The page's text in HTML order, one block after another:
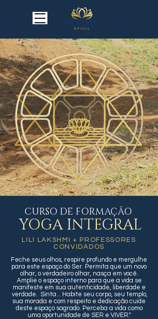
CURSO DE FORMAÇÃO
YOGA INTEGRAL
LILI LAKSHMI + PROFESSORES
CONVIDADOS
Feche seus olhos, respire profundo e mergulhe
para este espaço do Ser. Permita que um novo
olhar, o verdadeiro olhar, nasça em você.
Amplie o espaço interno para que a vida se
manifeste em sua autenticidade, liberdade e
verdade. Sinta... Habite seu corpo, seu templo,
sua morada e com respeito e dedicação cuide
deste espaço sagrado. Perceba a vida como
uma oportunidade de SER e VIVER."